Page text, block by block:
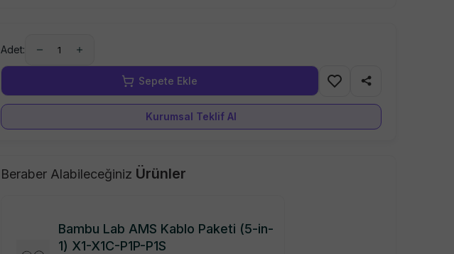
Adet: 1
Kurumsal Teklif Al
Beraber Alabileceğiniz Ürünler
Bambu Lab AMS Kablo Paketi (5-in-
1) X1-X1C-P1P-P1S